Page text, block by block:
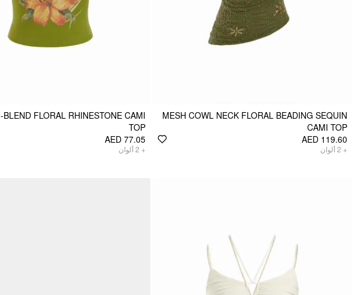
MESH COWL NECK FLORAL BEADING SEQUIN
CAMI TOP
AED 119.60
+
2ألوان
BLEND FLORAL RHINESTONE CAMI
TOP
AED 77.05
+
2ألوان